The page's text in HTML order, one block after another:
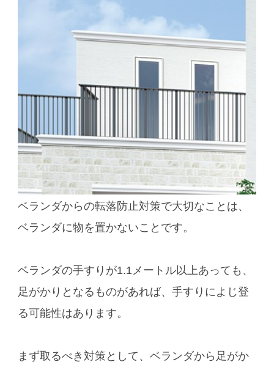
ベランダからの転落防止対策で大切なことは、
ベランダに物を置かないことです。
ベランダの手すりが1.1メートル以上あっても、
足がかりとなるものがあれば、手すりによじ登
る可能性はあります。
まず取るべき対策として、ベランダから足がか